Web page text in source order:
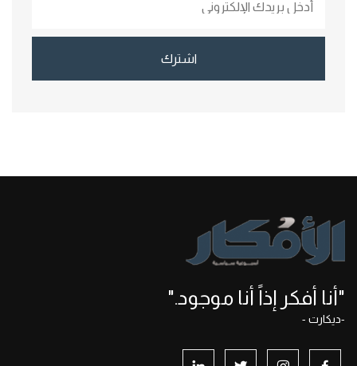
اشترك
"أنا أفكر إذاً أنا موجود."
-ديكارت -